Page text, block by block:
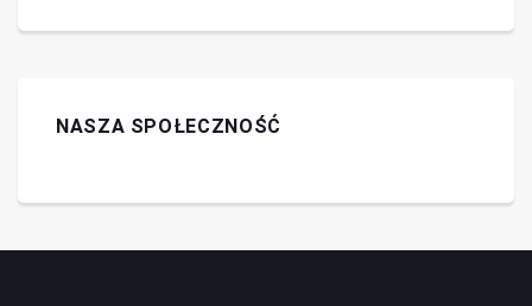
NASZA SPOŁECZNOŚĆ